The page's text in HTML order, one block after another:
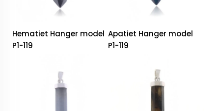
Hematiet Hanger model
P1-119
Apatiet Hanger model
P1-119